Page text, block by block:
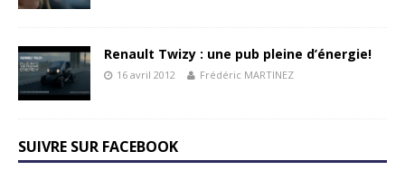
Renault Twizy : une pub pleine d’énergie!
16 avril 2012 Frédéric MARTINEZ
SUIVRE SUR FACEBOOK